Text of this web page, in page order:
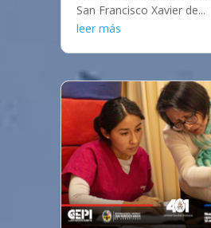
San Francisco Xavier de...
leer más